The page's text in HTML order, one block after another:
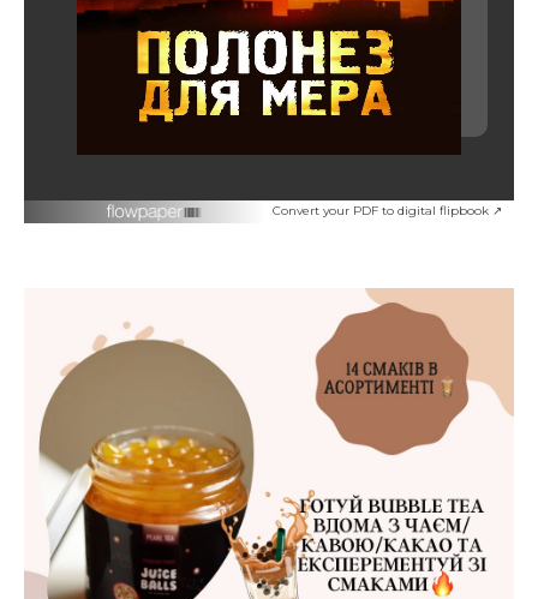
Convert your PDF to digital flipbook ↗